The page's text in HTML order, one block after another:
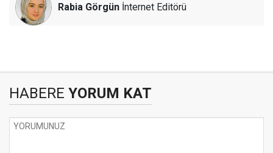
Rabia Görgün İnternet Editörü
HABERE YORUM KAT